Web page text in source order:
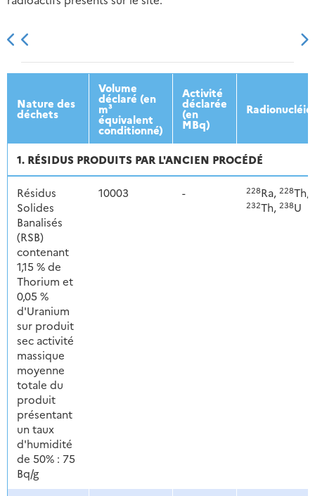
2013 2014 2015 2016
Nature des
déchets
Volume
déclaré (en
m³
équivalent
conditionné)
Activité
déclarée
(en
MBq)
1. RÉSIDUS PRODUITS PAR L'ANCIEN PROCÉDÉ
Résidus
Solides
Banalisés
(RSB)
contenant
1,15 % de
Thorium et
0,05 %
d'Uranium
sur produit
sec activité
massique
moyenne
totale du
produit
présentant
un taux
d'humidité
de 50% : 75
Bq/g
10003 - 228Ra, 228Th,
232Th, 238U